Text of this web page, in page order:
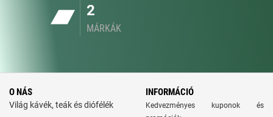
2
MÁRKÁK
O NÁS
Világ kávék, teák és diófélék
INFORMÁCIÓ
Kedvezményes kuponok és